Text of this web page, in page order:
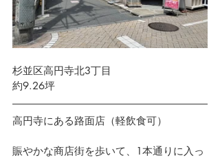
杉並区高円寺北3丁目
約9.26坪
高円寺にある路面店（軽飲食可）
賑やかな商店街を歩いて、1本通りに入っ